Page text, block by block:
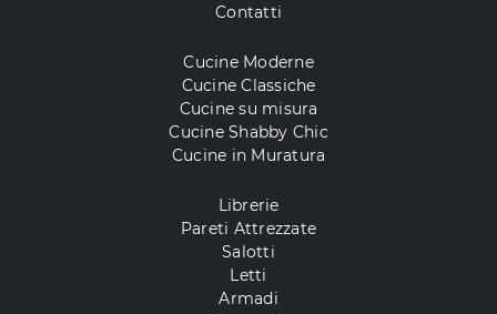
Contatti
Cucine Moderne
Cucine Classiche
Cucine su misura
Cucine Shabby Chic
Cucine in Muratura
Librerie
Pareti Attrezzate
Salotti
Letti
Armadi